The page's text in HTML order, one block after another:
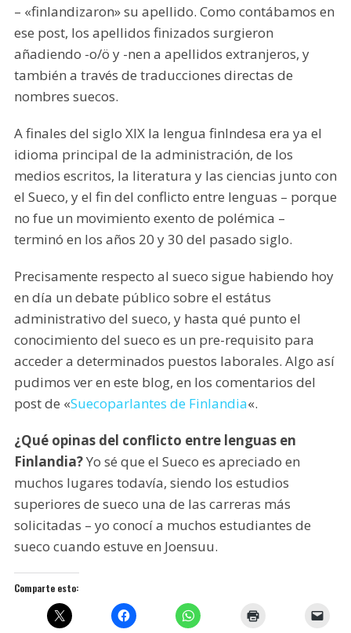
– «finlandizaron» su apellido. Como contábamos en
ese post, los apellidos finizados surgieron
añadiendo -o/ö y -nen a apellidos extranjeros, y
también a través de traducciones directas de
nombres suecos.
A finales del siglo XIX la lengua finlndesa era ya el
idioma principal de la administración, de los
medios escritos, la literatura y las ciencias junto con
el Sueco, y el fin del conflicto entre lenguas – porque
no fue un movimiento exento de polémica –
terminó en los años 20 y 30 del pasado siglo.
Precisamente respecto al sueco sigue habiendo hoy
en día un debate público sobre el estátus
administrativo del sueco, y hasta qué punto el
conocimiento del sueco es un pre-requisito para
acceder a determinados puestos laborales. Algo así
pudimos ver en este blog, en los comentarios del
post de «Suecoparlantes de Finlandia«.
¿Qué opinas del conflicto entre lenguas en
Finlandia?Yo sé que el Sueco es apreciado en
muchos lugares todavía, siendo los estudios
superiores de sueco una de las carreras más
solicitadas – yo conocí a muchos estudiantes de
sueco cuando estuve en Joensuu.
Comparte esto: